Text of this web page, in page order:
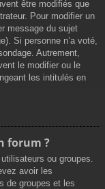
être modifiés que
Pour modifier un
message du sujet
Si personne n’a voté,
Autrement,
le modifier ou le
les intitulés en
forum ?
ou groupes.
avoir les
de groupes et les